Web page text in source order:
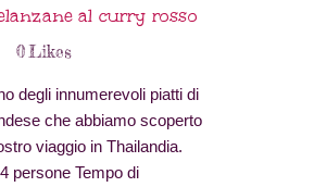
al curry rosso
0Likes
degli innumerevoli piatti di
che abbiamo scoperto
viaggio in Thailandia.
persone Tempo di